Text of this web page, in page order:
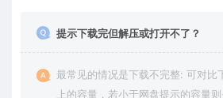
提示下载完但解压或打开不了？
最常见的情况是下载不完整: 可对比
上的容量，若小于网盘提示的容量